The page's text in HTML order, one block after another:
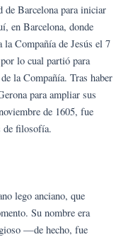
de Barcelona para iniciar
en Barcelona, donde
Compañía de Jesús el 7
lo cual partió para
la Compañía. Tras haber
para ampliar sus
de 1605, fue
de filosofía.
lego anciano, que
Su nombre era
—de hecho, fue